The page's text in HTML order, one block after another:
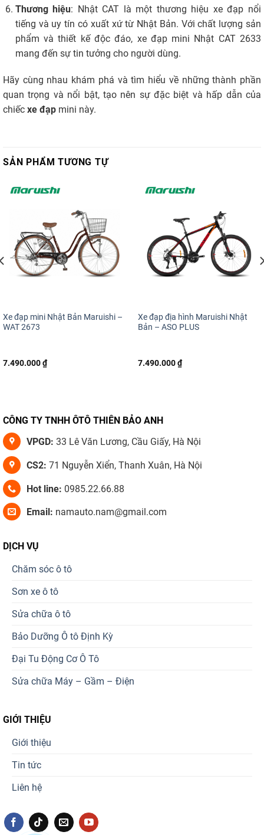
Thương hiệu: Nhật CAT là một thương hiệu xe đạp nổi
tiếng và uy tín có xuất xứ từ Nhật Bản. Với chất lượng sản
phẩm và thiết kế độc đáo, xe đạp mini Nhật CAT 2633
mang đến sự tin tưởng cho người dùng.
Hãy cùng nhau khám phá và tìm hiểu về những thành phần
quan trọng và nổi bật, tạo nên sự đặc biệt và hấp dẫn của
chiếc xe đạp mini này.
SẢN PHẨM TƯƠNG TỰ
Xe đạp mini Nhật Bản Maruishi –
WAT 2673
7.490.000₫
Xe đạp địa hình Maruishi Nhật
Bản – ASO PLUS
7.490.000₫
CÔNG TY TNHH ÔTÔ THIÊN BẢO ANH
VPGD: 33 Lê Văn Lương, Cầu Giấy, Hà Nội
CS2: 71 Nguyễn Xiển, Thanh Xuân, Hà Nội
Hot line: 0985.22.66.88
Email: namauto.nam@gmail.com
DỊCH VỤ
Chăm sóc ô tô
Sơn xe ô tô
Sửa chữa ô tô
Bảo Dưỡng Ô tô Định Kỳ
Đại Tu Động Cơ Ô Tô
Sửa chữa Máy – Gầm – Điện
GIỚI THIỆU
Giới thiệu
Tin tức
Liên hệ